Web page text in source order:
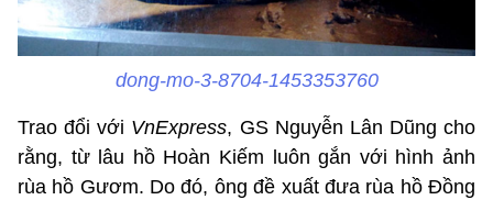
dong-mo-3-8704-1453353760
Trao đổi với VnExpress, GS Nguyễn Lân Dũng cho
rằng, từ lâu hồ Hoàn Kiếm luôn gắn với hình ảnh
rùa hồ Gươm. Do đó, ông đề xuất đưa rùa hồ Đồng